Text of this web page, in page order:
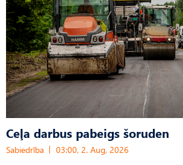
Ceļa darbus pabeigs šoruden
Sabiedrība 03:00, 2. Aug, 2026